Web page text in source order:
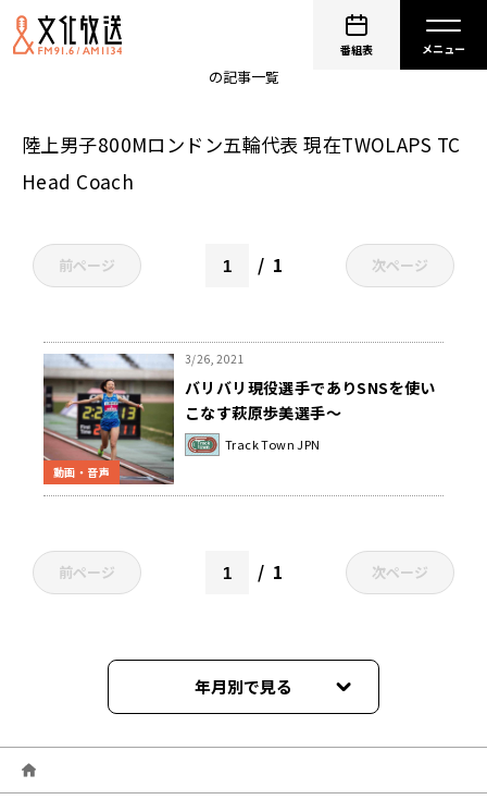
番組表
の記事一覧
陸上男子800Mロンドン五輪代表 現在TWOLAPS TC
Head Coach
前ページ 1 次ページ
動画・音声
3/26, 2021
バリバリ現役選手でありSNSを使い
こなす萩原歩美選手～
PodcastQR「Track Town JPN」
Track Town JPN
前ページ 1 次ページ
年月別で見る
2026年06月
2026年05月